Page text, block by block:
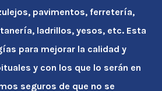
pavimentos, ferretería,
ladrillos, yesos, etc. Esta
para mejorar la calidad y
y con los que lo serán en
seguros de que no se